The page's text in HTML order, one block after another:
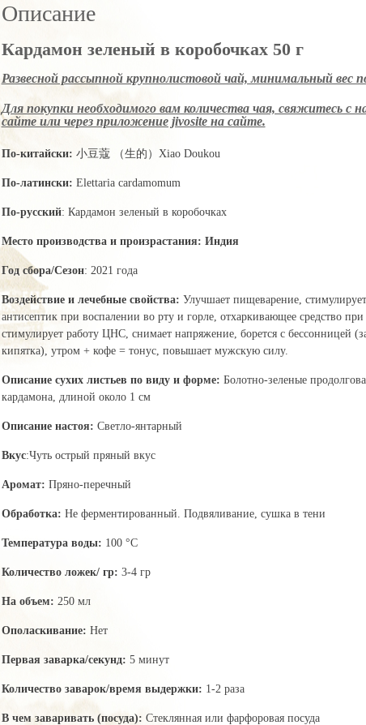
Описание
Кардамон зеленый в коробочках 50 г
Развесной рассыпной крупнолистовой чай, минимальный вес
Для покупки необходимого вам количества чая, свяжитесь с
сайте или через приложение jivosite на сайте.
По-китайски: 小豆蔻 （生的）Xiao Doukou
По-латински: Elettaria cardamomum
По-русский: Кардамон зеленый в коробочках
Место производства и произрастания: Индия
Год сбора/Сезон: 2021 года
Воздействие и лечебные свойства: Улучшает пищеварение,
антисептик при воспалении во рту и горле, отхаркивающее средство
стимулирует работу ЦНС, снимает напряжение, борется с бессонницей
кипятка), утром + кофе = тонус, повышает мужскую силу.
Описание сухих листьев по виду и форме: Болотно-зеленые
кардамона, длиной около 1 см
Описание настоя: Светло-янтарный
Вкус:Чуть острый пряный вкус
Аромат: Пряно-перечный
Обработка: Не ферментированный. Подвяливание, сушка в тени
Температура воды: 100 °C
Количество ложек/ гр: 3-4 гр
На объем: 250 мл
Ополаскивание: Нет
Первая заварка/секунд: 5 минут
Количество заварок/время выдержки: 1-2 раза
В чем заваривать (посуда): Стеклянная или фарфоровая посуда